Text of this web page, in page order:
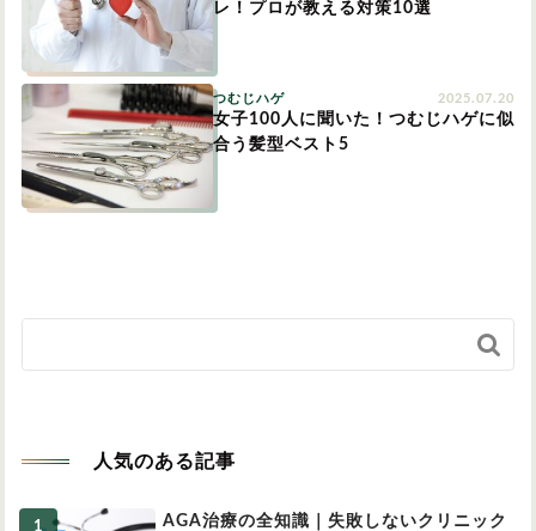
レ！プロが教える対策10選
つむじハゲ 2025.07.20
女子100人に聞いた！つむじハゲに似
合う髪型ベスト5

人気のある記事
AGA治療の全知識｜失敗しないクリニック